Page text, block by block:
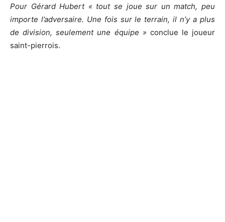
Pour Gérard Hubert « tout se joue sur un match, peu
importe l’adversaire. Une fois sur le terrain, il n’y a plus
de division, seulement une équipe » conclue le joueur
saint-pierrois.